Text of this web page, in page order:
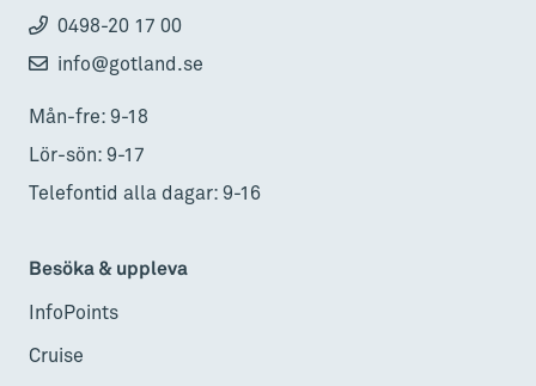
0498-20 17 00
info@gotland.se
Mån-fre: 9-18
Lör-sön: 9-17
Telefontid alla dagar: 9-16
Besöka & uppleva
InfoPoints
Cruise